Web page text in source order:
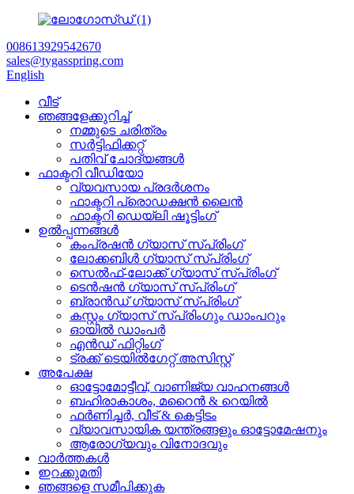
008613929542670
sales@tygasspring.com
English
വീട്
ഞങ്ങളേക്കുറിച്ച്
നമ്മുടെ ചരിത്രം
സർട്ടിഫിക്കറ്റ്
പതിവ് ചോദ്യങ്ങൾ
ഫാക്ടറി വീഡിയോ
വ്യവസായ പ്രദർശനം
ഫാക്ടറി പ്രൊഡക്ഷൻ ലൈൻ
ഫാക്ടറി ഡെയ്‌ലി ഷൂട്ടിംഗ്
ഉൽപ്പന്നങ്ങൾ
കംപ്രഷൻ ഗ്യാസ് സ്പ്രിംഗ്
ലോക്കബിൾ ഗ്യാസ് സ്പ്രിംഗ്
സെൽഫ്-ലോക്ക് ഗ്യാസ് സ്പ്രിംഗ്
ടെൻഷൻ ഗ്യാസ് സ്പ്രിംഗ്
ബ്രാൻഡ് ഗ്യാസ് സ്പ്രിംഗ്
കസ്റ്റം ഗ്യാസ് സ്പ്രിംഗും ഡാംപറും
ഓയിൽ ഡാംപർ
എൻഡ് ഫിറ്റിംഗ്
ട്രക്ക് ടെയിൽഗേറ്റ് അസിസ്റ്റ്
അപേക്ഷ
ഓട്ടോമോട്ടീവ്, വാണിജ്യ വാഹനങ്ങൾ
ബഹിരാകാശം, മറൈൻ & റെയിൽ
ഫർണിച്ചർ, വീട് & കെട്ടിടം
വ്യാവസായിക യന്ത്രങ്ങളും ഓട്ടോമേഷനും
ആരോഗ്യവും വിനോദവും
വാർത്തകൾ
ഇറക്കുമതി
ഞങ്ങളെ സമീപിക്കുക